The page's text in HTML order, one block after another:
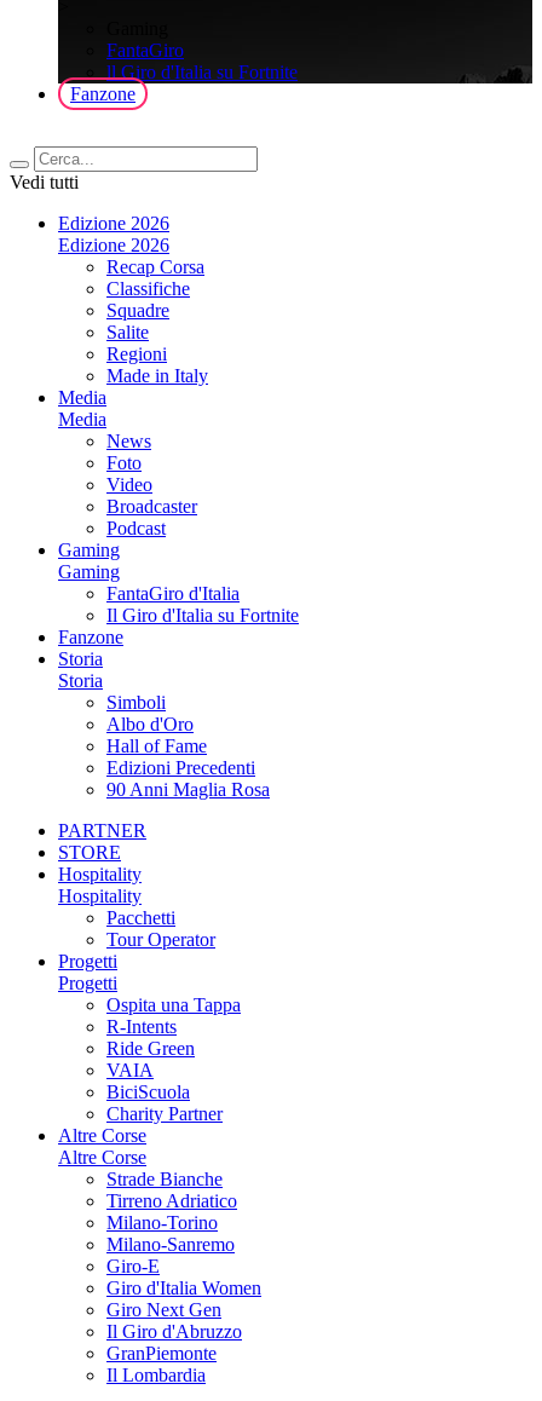
FantaGiro
ll Giro d'Italia su Fortnite
Fanzone
Vedi tutti
Edizione 2026
Edizione 2026
Recap Corsa
Classifiche
Squadre
Salite
Regioni
Made in Italy
Media
Media
News
Foto
Video
Broadcaster
Podcast
Gaming
Gaming
FantaGiro d'Italia
Il Giro d'Italia su Fortnite
Fanzone
Storia
Storia
Simboli
Albo d'Oro
Hall of Fame
Edizioni Precedenti
90 Anni Maglia Rosa
PARTNER
STORE
Hospitality
Hospitality
Pacchetti
Tour Operator
Progetti
Progetti
Ospita una Tappa
R-Intents
Ride Green
VAIA
BiciScuola
Charity Partner
Altre Corse
Altre Corse
Strade Bianche
Tirreno Adriatico
Milano-Torino
Milano-Sanremo
Giro-E
Giro d'Italia Women
Giro Next Gen
Il Giro d'Abruzzo
GranPiemonte
Il Lombardia